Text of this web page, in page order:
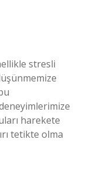
stresli
harekete
tetikte olma